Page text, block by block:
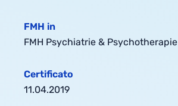
FMH in
FMH Psychiatrie & Psychotherapie
Certificato
11.04.2019